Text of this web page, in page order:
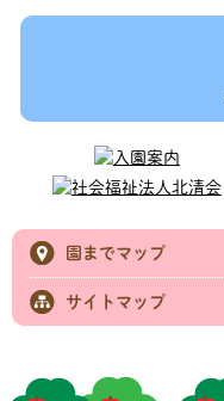
園までマップ
サイトマップ